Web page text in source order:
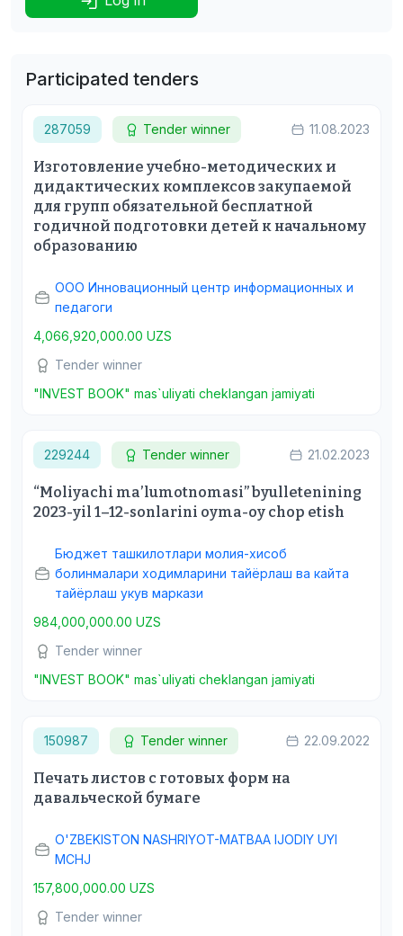
Participated tenders
287059 Tender winner 11.08.2023
Изготовление учебно-методических и
дидактических комплексов закупаемой
для групп обязательной бесплатной
годичной подготовки детей к начальному
образованию
ООО Инновационный центр информационных и
педагоги
4,066,920,000.00 UZS
Tender winner
"INVEST BOOK" mas`uliyati cheklangan jamiyati
229244 Tender winner 21.02.2023
“Moliyachi maʼlumotnomasi” byulletenining
2023-yil 1–12-sonlarini oyma-oy chop etish
Бюджет ташкилотлари молия-хисоб
болинмалари ходимларини тайёрлаш ва кайта
тайёрлаш укув маркази
984,000,000.00 UZS
Tender winner
"INVEST BOOK" mas`uliyati cheklangan jamiyati
150987 Tender winner 22.09.2022
Печать листов с готовых форм на
давальческой бумаге
O'ZBEKISTON NASHRIYOT-MATBAA IJODIY UYI
MCHJ
157,800,000.00 UZS
Tender winner